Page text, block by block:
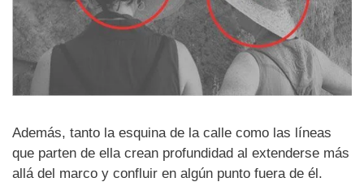
Además, tanto la esquina de la calle como las líneas
que parten de ella crean profundidad al extenderse más
allá del marco y confluir en algún punto fuera de él.